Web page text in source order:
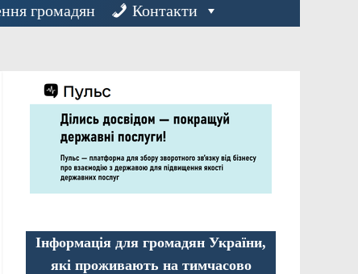
громадян Контакти
Інформація для громадян України,
які проживають на тимчасово